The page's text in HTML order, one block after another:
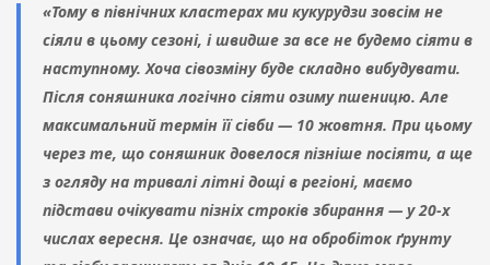
«Тому в північних кластерах ми кукурудзи зовсім не
сіяли в цьому сезоні, і швидше за все не будемо сіяти в
наступному. Хоча сівозміну буде складно вибудувати.
Після соняшника логічно сіяти озиму пшеницю. Але
максимальний термін її сівби — 10 жовтня. При цьому
через те, що соняшник довелося пізніше посіяти, а ще
з огляду на тривалі літні дощі в регіоні, маємо
підстави очікувати пізніх строків збирання — у 20-х
числах вересня. Це означає, що на обробіток ґрунту